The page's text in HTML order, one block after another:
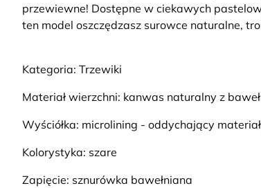
przewiewne! Dostępne w ciekawych
ten model oszczędzasz surowce naturalne,
Kategoria: Trzewiki
Materiał wierzchni: kanwas naturalny z
Wyściółka: microlining - oddychający
Kolorystyka: szare
Zapięcie: sznurówka bawełniana